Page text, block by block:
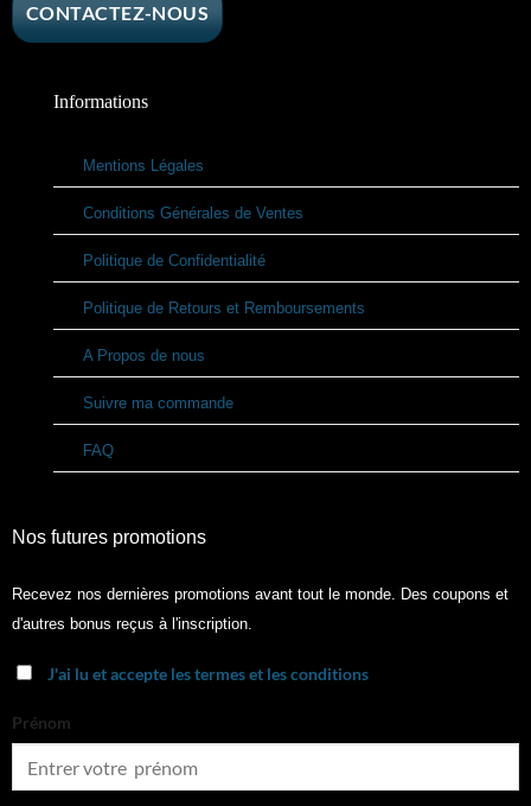
CONTACTEZ-NOUS
Informations
Mentions Légales
Conditions Générales de Ventes
Politique de Confidentialité
Politique de Retours et Remboursements
A Propos de nous
Suivre ma commande
FAQ
Nos futures promotions
Recevez nos dernières promotions avant tout le monde. Des coupons et
d'autres bonus reçus à l'inscription.
J'ai lu et accepte les termes et les conditions
Prénom